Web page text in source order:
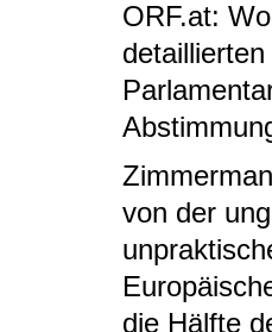
ORF.at:
von der
die Hälfte